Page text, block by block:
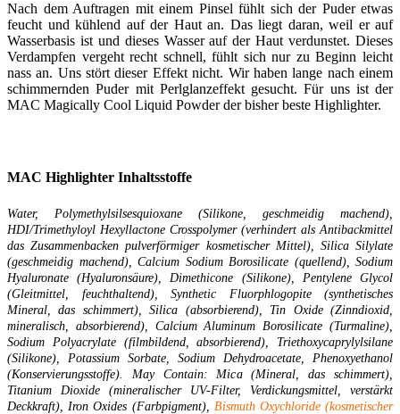
Nach dem Auftragen mit einem Pinsel fühlt sich der Puder etwas
feucht und kühlend auf der Haut an. Das liegt daran, weil er auf
Wasserbasis ist und dieses Wasser auf der Haut verdunstet. Dieses
Verdampfen vergeht recht schnell, fühlt sich nur zu Beginn leicht
nass an. Uns stört dieser Effekt nicht. Wir haben lange nach einem
schimmernden Puder mit Perlglanzeffekt gesucht. Für uns ist der
MAC Magically Cool Liquid Powder der bisher beste Highlighter.
MAC Highlighter Inhaltsstoffe
Water, Polymethylsilsesquioxane (Silikone, geschmeidig machend),
HDI/Trimethyloyl Hexyllactone Crosspolymer (verhindert als Antibackmittel
das Zusammenbacken pulverförmiger kosmetischer Mittel), Silica Silylate
(geschmeidig machend), Calcium Sodium Borosilicate (quellend), Sodium
Hyaluronate (Hyaluronsäure), Dimethicone (Silikone), Pentylene Glycol
(Gleitmittel, feuchthaltend), Synthetic Fluorphlogopite (synthetisches
Mineral, das schimmert), Silica (absorbierend), Tin Oxide (Zinndioxid,
mineralisch, absorbierend), Calcium Aluminum Borosilicate (Turmaline),
Sodium Polyacrylate (filmbildend, absorbierend), Triethoxycaprylylsilane
(Silikone), Potassium Sorbate, Sodium Dehydroacetate, Phenoxyethanol
(Konservierungsstoffe). May Contain: Mica (Mineral, das schimmert),
Titanium Dioxide (mineralischer UV-Filter, Verdickungsmittel, verstärkt
Deckkraft), Iron Oxides (Farbpigment), Bismuth Oxychloride (kosmetischer